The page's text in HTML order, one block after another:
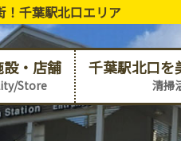
！千葉駅北口エリア
設・店舗
Store
千葉駅北口を
清掃